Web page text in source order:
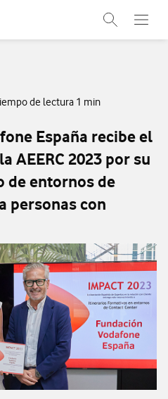
Abrir
Menu
Abre
de lectura 1 min
España recibe el
AEERC 2023 por su
entornos de
personas con